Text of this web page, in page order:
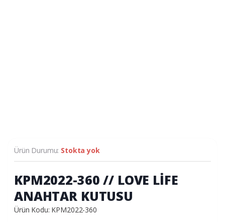
Ürün Durumu: Stokta yok
KPM2022-360 // LOVE LİFE
ANAHTAR KUTUSU
Ürün Kodu: KPM2022-360